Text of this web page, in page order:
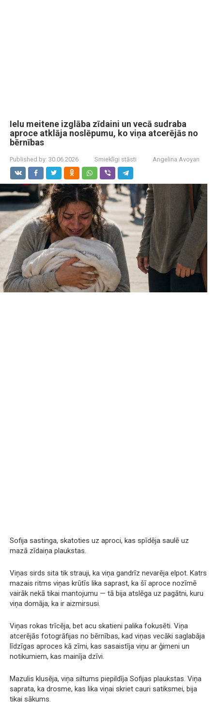
Ielu meitene izglāba zīdaini un vecā sudraba
aproce atklāja noslēpumu, ko viņa atcerējās no
bērnības
Published by: 30.06.2026 Smieklīgi stāsti Angelina Avoyan
Sofija sastinga, skatoties uz aproci, kas spīdēja saulē uz
mazā zīdaiņa plaukstas.
Viņas sirds sita tik strauji, ka viņa gandrīz nevarēja elpot. Katrs
mazais ritms viņas krūtīs lika saprast, ka šī aproce nozīmē
vairāk nekā tikai mantojumu — tā bija atslēga uz pagātni, kuru
viņa domāja, ka ir aizmirsusi.
Viņas rokas trīcēja, bet acu skatieni palika fokusēti. Viņa
atcerējās fotogrāfijas no bērnības, kad viņas vecāki saglabāja
līdzīgas aproces kā zīmi, kas sasaistīja viņu ar ģimeni un
notikumiem, kas mainīja dzīvi.
Mazulis klusēja, viņa siltums piepildīja Sofijas plaukstas. Viņa
saprata, ka drosme, kas lika viņai skriet cauri satiksmei, bija
tikai sākums.